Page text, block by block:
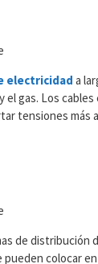
electricidad a
gas. Los
tensiones
de distribución
colocar